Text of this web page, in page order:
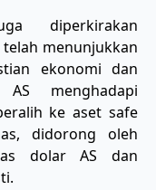
diperkirakan
menunjukkan
ekonomi dan
menghadapi
ke aset safe
didorong oleh
dolar AS dan